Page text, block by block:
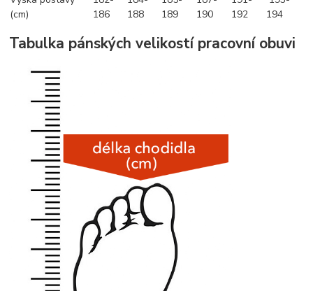
(cm)
186
188
189
190
192
194
Tabulka pánských velikostí pracovní obuvi